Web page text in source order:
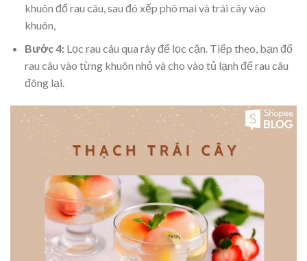
khuôn đổ rau câu, sau đó xếp phô mai và trái cây vào
khuôn,
Bước 4:Lọc rau câu qua rây để lọc cặn. Tiếp theo, bạn đổ
rau câu vào từng khuôn nhỏ và cho vào tủ lạnh để rau câu
đông lại.